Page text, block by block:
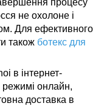
процесу
не охолоне і
Для ефективного
також ботекс для
в інтернет-
онлайн,
доставка в